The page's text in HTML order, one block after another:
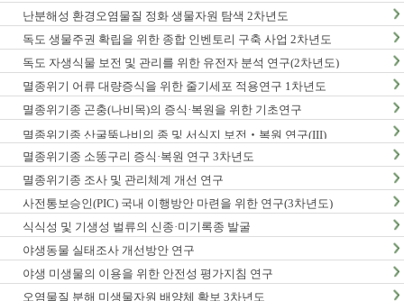
난분해성 환경오염물질 정화 생물자원 탐색 2차년도
독도 생물주권 확립을 위한 종합 인벤토리 구축 사업 2차년도
독도 자생식물 보전 및 관리를 위한 유전자 분석 연구(2차년도)
멸종위기 어류 대량증식을 위한 줄기세포 적용연구 1차년도
멸종위기종 곤충(나비목)의 증식·복원을 위한 기초연구
멸종위기종 산굴뚝나비의 종 및 서식지 보전‧복원 연구(III)
멸종위기종 소똥구리 증식·복원 연구 3차년도
멸종위기종 조사 및 관리체계 개선 연구
사전통보승인(PIC) 국내 이행방안 마련을 위한 연구(3차년도)
식식성 및 기생성 벌류의 신종·미기록종 발굴
야생동물 실태조사 개선방안 연구
야생 미생물의 이용을 위한 안전성 평가지침 연구
오염물질 분해 미생물자원 배양체 확보 3차년도